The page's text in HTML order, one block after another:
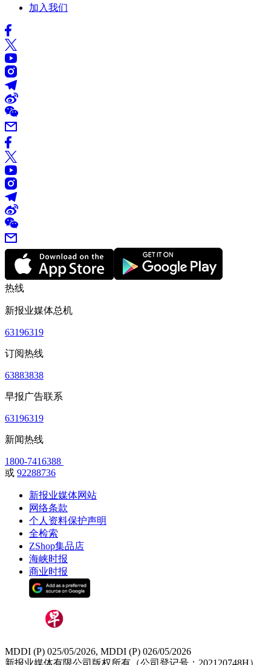
加入我们
热线
新报业媒体总机
63196319
订阅热线
63883838
早报广告联系
63196319
新闻热线
1800-7416388
或 92288736
新报业媒体网站
网络条款
个人资料保护声明
全检索
ZShop集品店
海峡时报
商业时报
MDDI (P) 025/05/2026, MDDI (P) 026/05/2026
新报业媒体有限公司版权所有（公司登记号：202120748H）